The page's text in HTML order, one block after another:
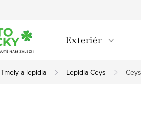
Exteriér
Tmely a lepidla Lepidla Ceys